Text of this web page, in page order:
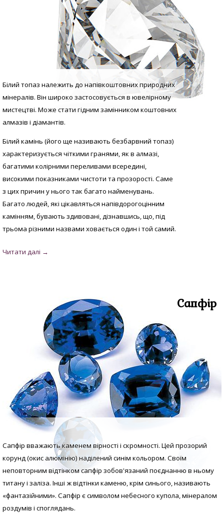
Білий топаз належить до напівкоштовних природних
мінералів. Він широко застосовується в ювелірному
мистецтві. Може стати гідним замінником коштовних
алмазів і діамантів.
Білий камінь (його ще називають безбарвний топаз)
характеризується чіткими гранями, як в алмазі,
багатими колірними переливами всередині,
високими показниками чистоти та прозорості. Саме
з цих причин у нього так багато найменувань.
Багато людей, які цікавляться напівдорогоцінним
камінням, бувають здивовані, дізнавшись, що, під
трьома різними назвами ховається один і той самий.
Сапфір
Сапфір вважають каменем вірності і скромності. Цей прозорий
корунд (окис алюмінію) наділений синім кольором. Своїм
неповторним відтінком сапфір зобов'язаний поєднанню в ньому
титану і заліза. Інші ж відтінки каменю, крім синього, називають
«фантазійними». Сапфір є символом небесного купола, мінералом
роздумів і споглядань.